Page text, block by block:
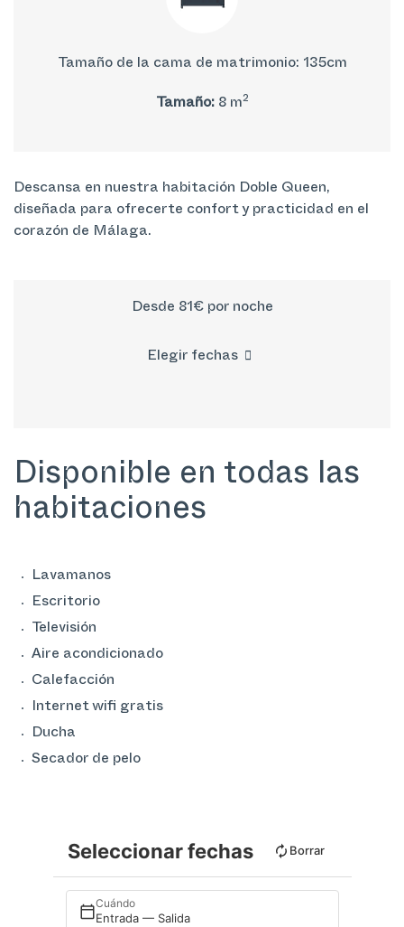
Tamaño de la cama de matrimonio: 135cm
Tamaño:8 m
2
Descansa en nuestra habitación Doble Queen,
diseñada para ofrecerte confort y practicidad en el
corazón de Málaga.
Desde 81€por noche
Elegir fechas
Disponible en todas las
habitaciones
Lavamanos
Escritorio
Televisión
Aire acondicionado
Calefacción
Internet wifi gratis
Ducha
Secador de pelo
Seleccionar fechas Borrar
Cuándo
Entrada — Salida